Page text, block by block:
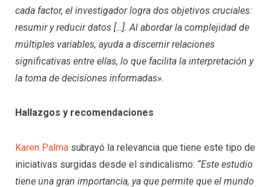
cada factor, el investigador logra dos objetivos cruciales:
resumir y reducir datos […]. Al abordar la complejidad de
múltiples variables, ayuda a discernir relaciones
significativas entre ellas, lo que facilita la interpretación y
la toma de decisiones informadas».
Hallazgos y recomendaciones
Karen Palma subrayó la relevancia que tiene este tipo de
iniciativas surgidas desde el sindicalismo: “Este estudio
tiene una gran importancia, ya que permite que el mundo